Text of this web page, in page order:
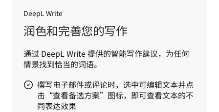
DeepL Write
润色和完善您的写作
通过 DeepL Write 提供的智能写作建议，为任何
情景找到恰当的词语。
撰写电子邮件或评论时，选中可编辑文本并点
击“查看备选方案”图标，即可查看文本的不
同表达效果